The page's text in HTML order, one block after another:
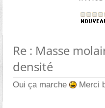
Re : Masse
densité
Oui ça marche Merci